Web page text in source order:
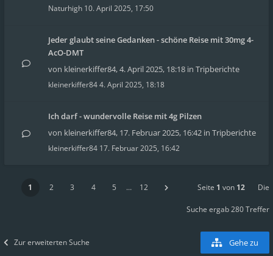
Naturhigh 10. April 2025, 17:50
Jeder glaubt seine Gedanken - schöne Reise mit 30mg 4-
AcO-DMT
von kleinerkiffer84,4. April 2025, 18:18 in Tripberichte
kleinerkiffer844. April 2025, 18:18
Ich darf - wundervolle Reise mit 4g Pilzen
von kleinerkiffer84, 17. Februar 2025, 16:42 in Tripberichte
kleinerkiffer84 17. Februar 2025, 16:42
1 2 3 4 5 … 12 Seite 1 von 12 Die
Suche ergab 280 Treffer
Zur erweiterten Suche Gehe zu